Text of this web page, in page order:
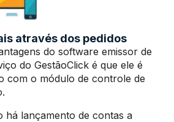
através dos pedidos
do software emissor de
do GestãoClick é que ele é
com o módulo de controle de
há lançamento de contas a